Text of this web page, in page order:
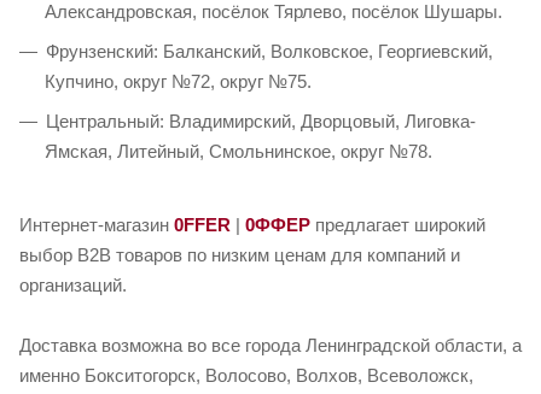
Александровская, посёлок Тярлево, посёлок Шушары.
Фрунзенский: Балканский, Волковское, Георгиевский,
Купчино, округ №72, округ №75.
Центральный: Владимирский, Дворцовый, Лиговка-
Ямская, Литейный, Смольнинское, округ №78.
Интернет-магазин 0FFER | 0ФФЕР предлагает широкий
выбор B2B товаров по низким ценам для компаний и
организаций.
Доставка возможна во все города Ленинградской области, а
именно Бокситогорск, Волосово, Волхов, Всеволожск,